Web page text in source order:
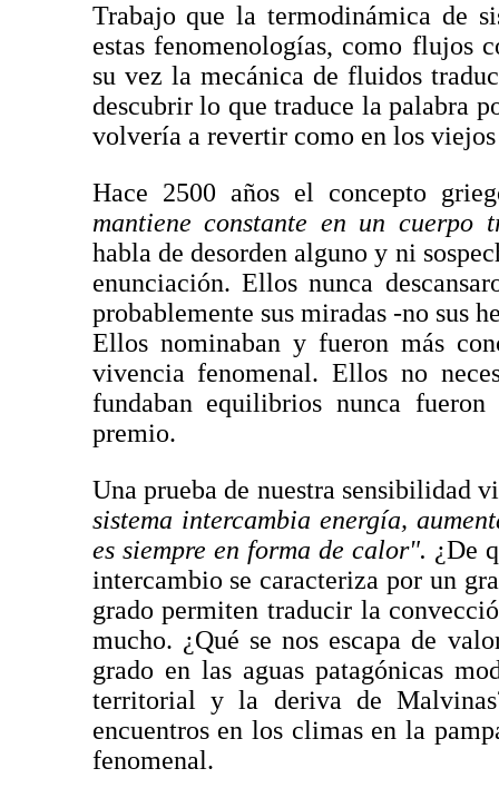
Trabajo que la termodinámica de
estas fenomenologías, como flujos
su vez la mecánica de fluidos
descubrir lo que traduce la palabra
volvería a revertir como en los
Hace 2500 años el concepto
mantiene constante en un cuerpo
habla de desorden alguno y ni
enunciación. Ellos nunca
probablemente sus miradas -no sus
Ellos nominaban y fueron más
vivencia fenomenal. Ellos no
fundaban equilibrios nunca
premio.
Una prueba de nuestra sensibilidad
sistema intercambia energía,
es siempre en forma de calor". ¿De
intercambio se caracteriza por un
grado permiten traducir la
mucho. ¿Qué se nos escapa de
grado en las aguas patagónicas
territorial y la deriva de
encuentros en los climas en la
fenomenal.